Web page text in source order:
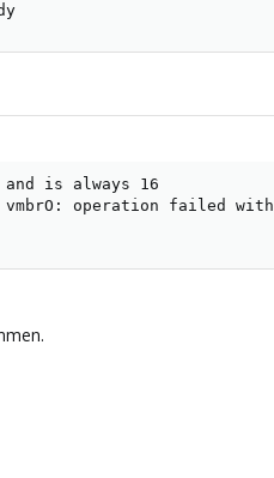
is always 16
vmbrO: operation failed with